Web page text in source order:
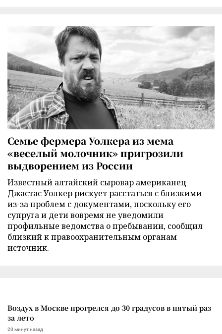
Семье фермера Уолкера из мема
«веселый молочник» пригрозили
выдворением из России
Известный алтайский сыровар американец
Джастас Уолкер рискует расстаться с близкими
из-за проблем с документами, поскольку его
супруга и дети вовремя не уведомили
профильные ведомства о пребывании, сообщил
близкий к правоохранительным органам
источник.
Воздух в Москве прогрелся до 30 градусов в пятый раз
за лето
20 минут назад